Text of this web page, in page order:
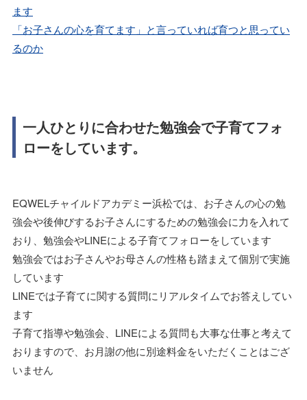
ます
「お子さんの心を育てます」と言っていれば育つと思ってい
るのか
一人ひとりに合わせた勉強会で子育てフォ
ローをしています。
EQWELチャイルドアカデミー浜松では、お子さんの心の勉
強会や後伸びするお子さんにするための勉強会に力を入れて
おり、勉強会やLINEによる子育てフォローをしています
勉強会ではお子さんやお母さんの性格も踏まえて個別で実施
しています
LINEでは子育てに関する質問にリアルタイムでお答えしてい
ます
子育て指導や勉強会、LINEによる質問も大事な仕事と考えて
おりますので、お月謝の他に別途料金をいただくことはござ
いません